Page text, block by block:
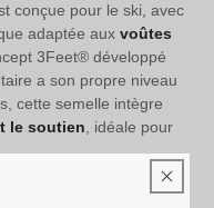
conçue pour le ski, avec
adaptée aux voûtes
3Feet® développé
a son propre niveau
cette semelle intègre
le soutien, idéale pour